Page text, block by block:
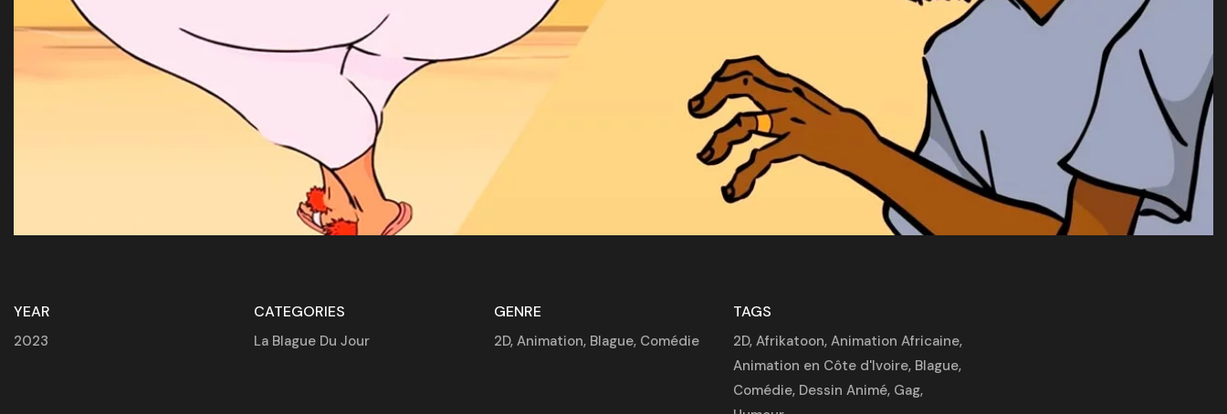
YEAR
2023
CATEGORIES
La Blague Du Jour
GENRE
2D, Animation, Blague, Comédie
TAGS
2D,Afrikatoon,Animation Africaine,
Animation en Côte d'Ivoire, Blague,
Comédie, Dessin Animé, Gag,